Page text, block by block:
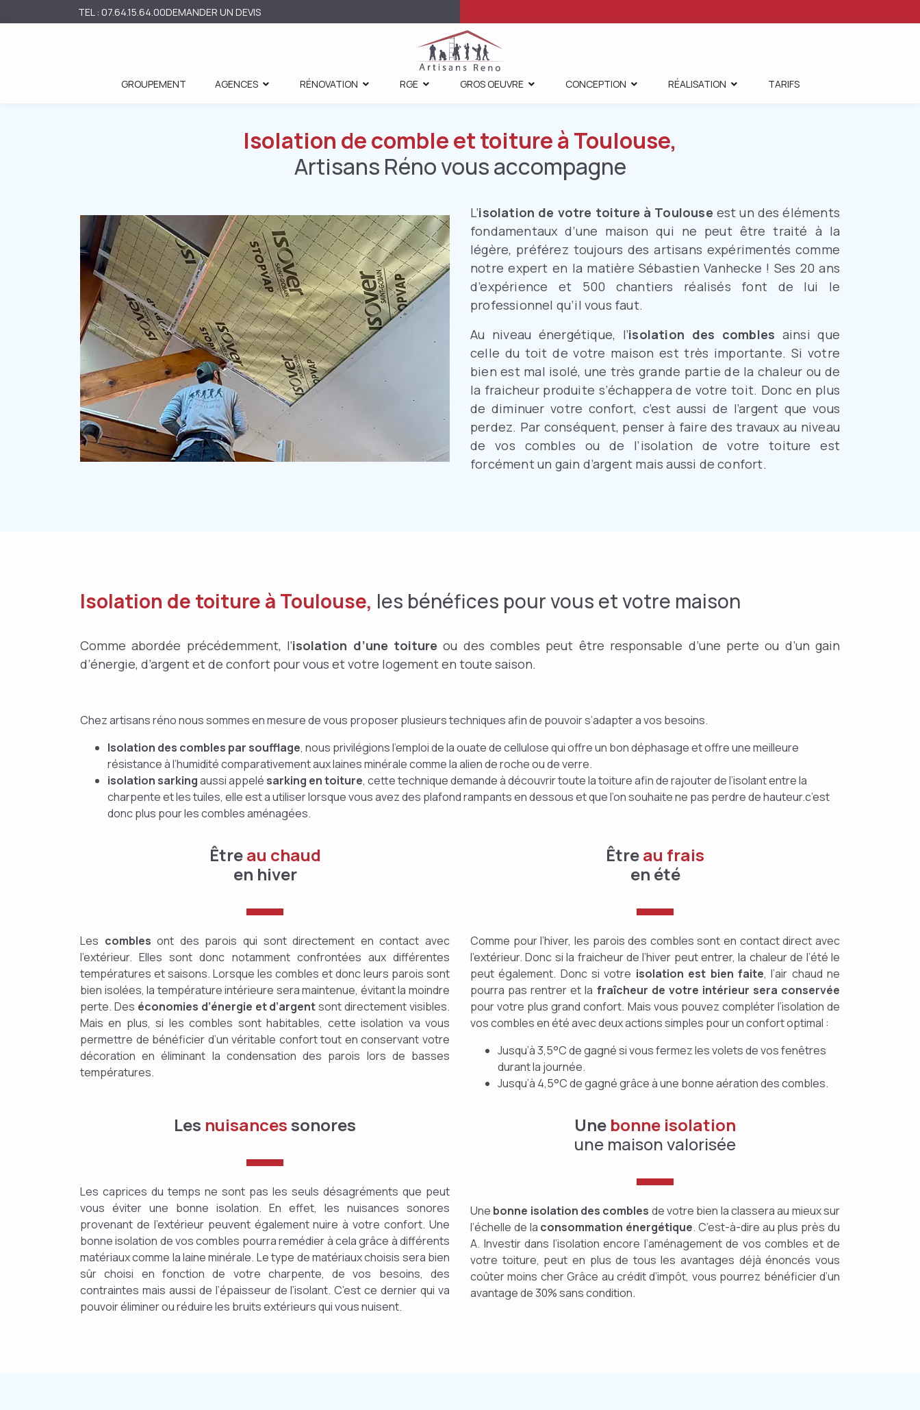
TEL : 07.64.15.64.00DEMANDER UN DEVIS
GROUPEMENT AGENCES RÉNOVATION RGE GROS OEUVRE CONCEPTION RÉALISATION TARIFS
Isolation de comble et toiture à Toulouse,
Artisans Réno vous accompagne
L’isolation de votre toiture à Toulouse est un des éléments
fondamentaux d’une maison qui ne peut être traité à la
légère, préférez toujours des artisans expérimentés comme
notre expert en la matière Sébastien Vanhecke ! Ses 20 ans
d’expérience et 500 chantiers réalisés font de lui le
professionnel qu’il vous faut.
Au niveau énergétique, l’isolation des combles ainsi que
celle du toit de votre maison est très importante. Si votre
bien est mal isolé, une très grande partie de la chaleur ou de
la fraicheur produite s’échappera de votre toit. Donc en plus
de diminuer votre confort, c’est aussi de l’argent que vous
perdez. Par conséquent, penser à faire des travaux au niveau
de vos combles ou de l’isolation de votre toiture est
forcément un gain d’argent mais aussi de confort.
Isolation de toiture à Toulouse, les bénéfices pour vous et votre maison
Comme abordée précédemment, l’isolation d’une toiture ou des combles peut être responsable d’une perte ou d’un gain
d’énergie, d’argent et de confort pour vous et votre logement en toute saison.
Chez artisans réno nous sommes en mesure de vous proposer plusieurs techniques afin de pouvoir s’adapter a vos besoins.
Isolation des combles par soufflage, nous privilégions l’emploi de la ouate de cellulose qui offre un bon déphasage et offre une meilleure
résistance à l’humidité comparativement aux laines minérale comme la alien de roche ou de verre.
isolation sarkingaussi appelé sarking en toiture, cette technique demande à découvrir toute la toiture afin de rajouter de l’isolant entre la
charpente et les tuiles, elle est a utiliser lorsque vous avez des plafond rampants en dessous et que l’on souhaite ne pas perdre de hauteur.c’est
donc plus pour les combles aménagées.
Êtreau chaud
en hiver
Les combles ont des parois qui sont directement en contact avec
l’extérieur. Elles sont donc notamment confrontées aux différentes
températures et saisons. Lorsque les combles et donc leurs parois sont
bien isolées, la température intérieure sera maintenue, évitant la moindre
perte. Des économies d’énergie et d’argentsont directement visibles.
Mais en plus, si les combles sont habitables, cette isolation va vous
permettre de bénéficier d’un véritable confort tout en conservant votre
décoration en éliminant la condensation des parois lors de basses
températures.
Êtreau frais
en été
Comme pour l’hiver, les parois des combles sont en contact direct avec
l’extérieur. Donc si la fraicheur de l’hiver peut entrer, la chaleur de l’été le
peut également. Donc si votre isolation est bien faite, l’air chaud ne
pourra pas rentrer et la fraîcheur de votre intérieur sera conservée
pour votre plus grand confort. Mais vous pouvez compléter l’isolation de
vos combles en été avec deux actions simples pour un confort optimal :
Jusqu’à 3,5°C de gagné si vous fermez les volets de vos fenêtres
durant la journée.
Jusqu’à 4,5°C de gagné grâce à une bonne aération des combles.
Les nuisancessonores
Les caprices du temps ne sont pas les seuls désagréments que peut
vous éviter une bonne isolation. En effet, les nuisances sonores
provenant de l’extérieur peuvent également nuire à votre confort. Une
bonne isolation de vos combles pourra remédier à cela grâce à différents
matériaux comme la laine minérale. Le type de matériaux choisis sera bien
sûr choisi en fonction de votre charpente, de vos besoins, des
contraintes mais aussi de l’épaisseur de l’isolant. C’est ce dernier qui va
pouvoir éliminer ou réduire les bruits extérieurs qui vous nuisent.
Une bonne isolation
une maison valorisée
Une bonne isolation des combles de votre bien la classera au mieux sur
l’échelle de la consommation énergétique. C’est-à-dire au plus près du
A. Investir dans l’isolation encore l’aménagement de vos combles et de
votre toiture, peut en plus de tous les avantages déjà énoncés vous
coûter moins cher Grâce au crédit d’impôt, vous pourrez bénéficier d’un
avantage de 30% sans condition.